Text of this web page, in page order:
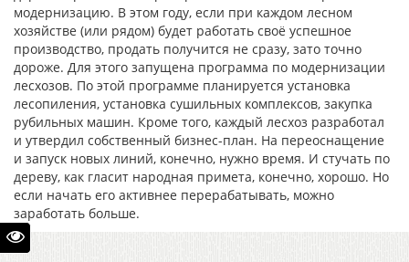
модернизацию. В этом году, если при каждом лесном
хозяйстве (или рядом) будет работать своё успешное
производство, продать получится не сразу, зато точно
дороже. Для этого запущена программа по модернизации
лесхозов. По этой программе планируется установка
лесопиления, установка сушильных комплексов, закупка
рубильных машин. Кроме того, каждый лесхоз разработал
и утвердил собственный бизнес-план. На переоснащение
и запуск новых линий, конечно, нужно время. И стучать по
дереву, как гласит народная примета, конечно, хорошо. Но
если начать его активнее перерабатывать, можно
заработать больше.